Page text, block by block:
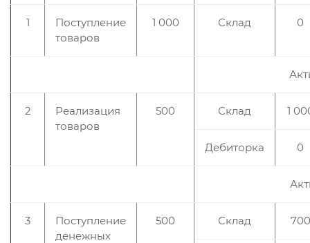
1
Поступление
товаров
1 000 Склад 0
2
Реализация
товаров
500 Склад 1
Дебиторка 0
3
Поступление
денежных
500 Склад 700